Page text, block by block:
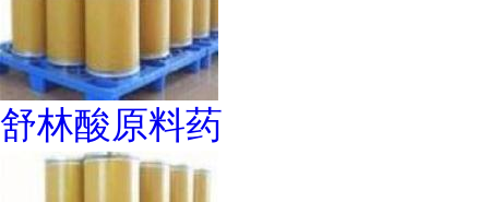
舒林酸原料药